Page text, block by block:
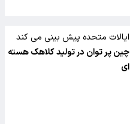
ایالات متحده پیش بینی می کند
چین تا سال 2030 می تواند 1000
کلاهک هسته ای داشته باشد
چین پر توان در تولید کلاهک هسته
ای